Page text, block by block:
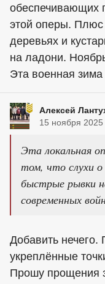
обеспечивающих
этой оперы. Плюс
деревьях и
на ладони.
Эта военная
Алексей
15 ноября 2025
Эта локальная
том, что слухи
быстрые рывки
современных
Добавить нечего.
укреплённые
Прошу прощения